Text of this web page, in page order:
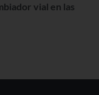
vial en las